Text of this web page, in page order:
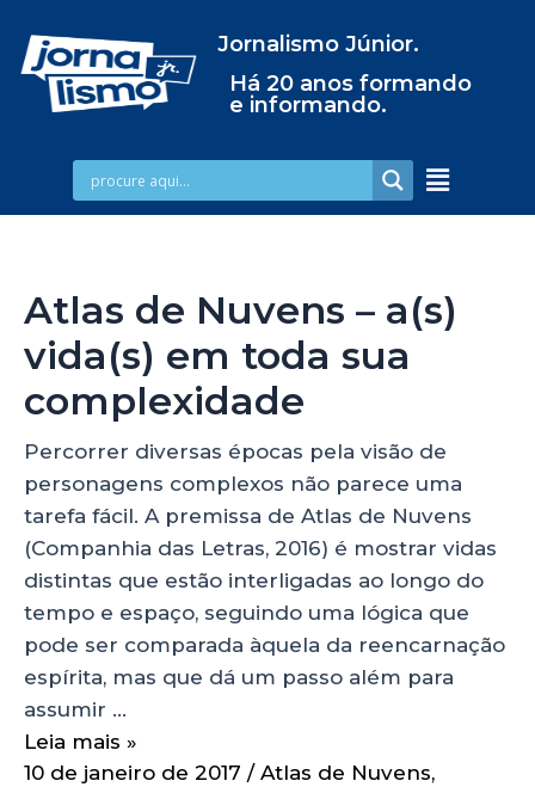
Jornalismo Júnior.
Há 20 anos formando
e informando.
Atlas de Nuvens – a(s)
vida(s) em toda sua
complexidade
Percorrer diversas épocas pela visão de
personagens complexos não parece uma
tarefa fácil. A premissa de Atlas de Nuvens
(Companhia das Letras, 2016) é mostrar vidas
distintas que estão interligadas ao longo do
tempo e espaço, seguindo uma lógica que
pode ser comparada àquela da reencarnação
espírita, mas que dá um passo além para
assumir …
Leia mais »
10 de janeiro de 2017 / Atlas de Nuvens,